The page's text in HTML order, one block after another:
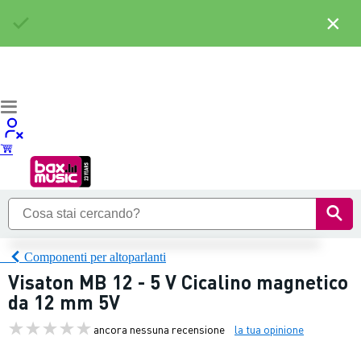
Componenti per altoparlanti
Visaton MB 12 - 5 V Cicalino magnetico
da 12 mm 5V
ancora nessuna recensione la tua opinione
×